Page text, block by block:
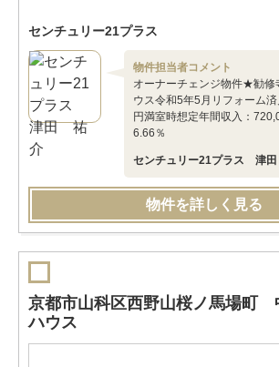
センチュリー21プラス
物件担当者コメント
オーナーチェンジ物件★勧修
ウス令和5年5月リフォーム
円満室時想定年間収入：
6.66％
センチュリー21プラス 津
物件を詳しく見る
京都市山科区西野山桜ノ馬場町
ハウス